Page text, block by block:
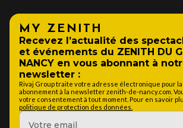
MY ZENITH
Recevez l’actualité des
et événements du ZENITH DU
NANCY en vous abonnant à
newsletter :
Rivaj Group traite votre adresse électronique pour
abonnement à la newsletter zenith-de-nancy.com.
votre consentement à tout moment. Pour en savoir
politique de protection des données.